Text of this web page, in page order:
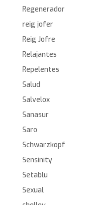
Regenerador
reig jofer
Reig Jofre
Relajantes
Repelentes
Salud
Salvelox
Sanasur
Saro
Schwarzkopf
Sensinity
Setablu
Sexual